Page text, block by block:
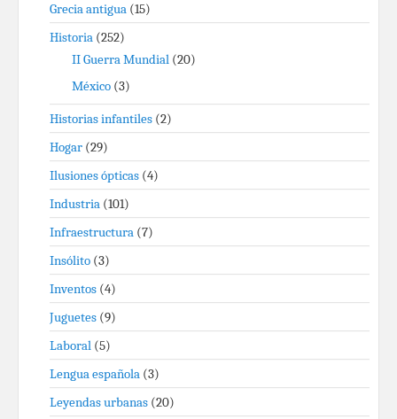
Grecia antigua (15)
Historia (252)
II Guerra Mundial (20)
México (3)
Historias infantiles (2)
Hogar (29)
Ilusiones ópticas (4)
Industria (101)
Infraestructura (7)
Insólito (3)
Inventos (4)
Juguetes (9)
Laboral (5)
Lengua española (3)
Leyendas urbanas (20)